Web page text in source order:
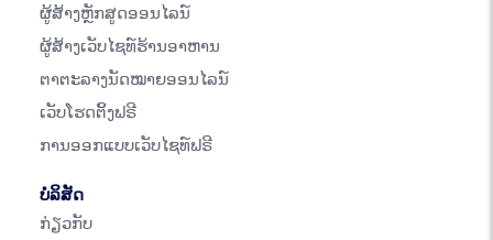
ຜູ້ສ້າງຫຼັກສູດອອນໄລນ໌
ຜູ້ສ້າງເວັບໄຊທ໌ຮ້ານອາຫານ
ຕາຕະລາງນັດໝາຍອອນໄລນ໌
ເວັບໂຮດຕິ້ງຟຣີ
ການອອກແບບເວັບໄຊທ໌ຟຣີ
ບໍລິສັດ
ກ່ຽວກັບ